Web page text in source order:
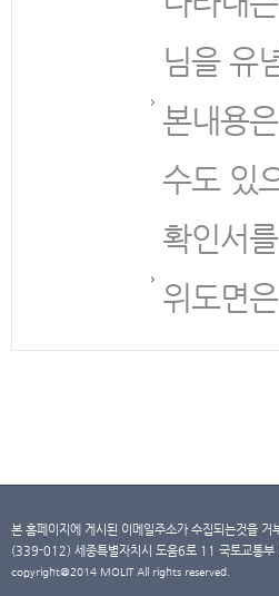
님을 유
본내용
수도 있
확인서
위도면
본 홈페이지에 게시된 이메일주소가 수집되는것을
(339-012) 세종특별자치시 도움6로 11 국토교통
copyright@2014 MOLIT All rights reserved.